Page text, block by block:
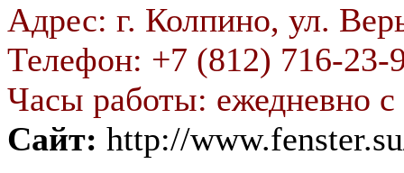
Адрес: г. Колпино, ул.
Телефон: +7 (812) 716-23-
Часы работы: ежедневно
Сайт: http://